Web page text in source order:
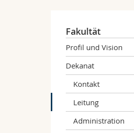
Fakultät
Profil und Vision
Dekanat
Kontakt
Leitung
Administration